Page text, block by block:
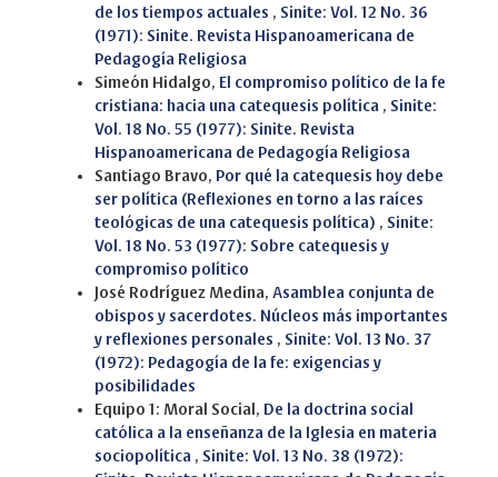
de los tiempos actuales , Sinite: Vol. 12 No. 36
(1971): Sinite. Revista Hispanoamericana de
Pedagogía Religiosa
Simeón Hidalgo, El compromiso político de la fe
cristiana: hacia una catequesis política , Sinite:
Vol. 18 No. 55 (1977): Sinite. Revista
Hispanoamericana de Pedagogía Religiosa
Santiago Bravo, Por qué la catequesis hoy debe
ser política (Reflexiones en torno a las raíces
teológicas de una catequesis política) , Sinite:
Vol. 18 No. 53 (1977): Sobre catequesis y
compromiso político
José Rodríguez Medina, Asamblea conjunta de
obispos y sacerdotes. Núcleos más importantes
y reflexiones personales , Sinite: Vol. 13 No. 37
(1972): Pedagogía de la fe: exigencias y
posibilidades
Equipo 1: Moral Social, De la doctrina social
católica a la enseñanza de la Iglesia en materia
sociopolítica , Sinite: Vol. 13 No. 38 (1972):